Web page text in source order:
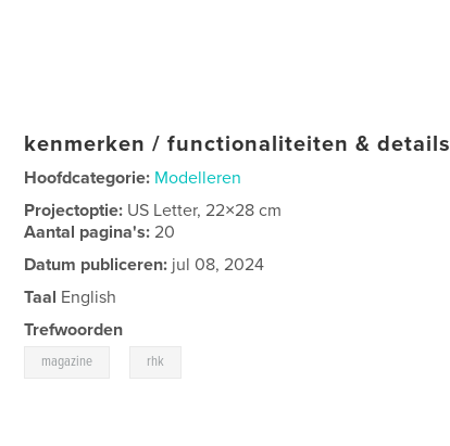
kenmerken / functionaliteiten & details
Hoofdcategorie: Modelleren
Projectoptie: US Letter, 22×28 cm
Aantal pagina's:20
Datum publiceren: jul 08, 2024
Taal English
Trefwoorden
magazine rhk